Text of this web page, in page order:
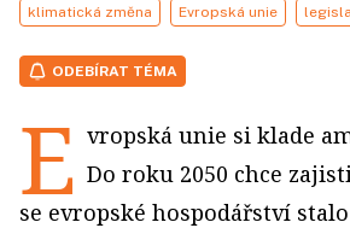
klimatická změna Evropská unie
ODEBÍRAT TÉMA
E vropská unie si klade
Do roku 2050 chce
se evropské hospodářství